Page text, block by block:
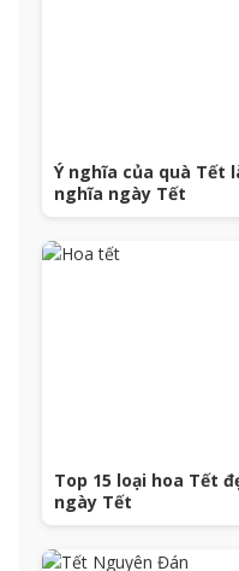
Ý nghĩa của quà Tết
nghĩa ngày Tết
Top 15 loại hoa Tết
ngày Tết